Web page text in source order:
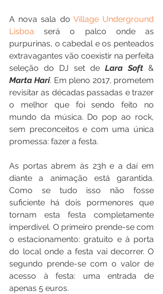
A nova sala do Village Underground
Lisboa será o palco onde as
purpurinas, o cabedal e os penteados
extravagantes vão coexistir na perfeita
seleção do DJ set de Lara Soft
Marta Hari. Em pleno 2017, prometem
revisitar as décadas passadas e trazer
o melhor que foi sendo feito no
mundo da música. Do pop ao rock,
sem preconceitos e com uma única
promessa: fazer a festa.
As portas abrem às 23h e a daí em
diante a animação está garantida.
Como se tudo isso não fosse
suficiente há dois pormenores que
tornam esta festa completamente
imperdível. O primeiro prende-se com
o estacionamento: gratuito e à porta
do local onde a festa vai decorrer. O
segundo prende-se com o valor de
acesso à festa: uma entrada de
apenas 5 euros.